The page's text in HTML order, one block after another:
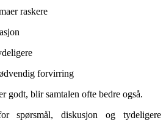
raskere
forvirring
godt, blir samtalen ofte bedre også.
spørsmål, diskusjon og tydeligere